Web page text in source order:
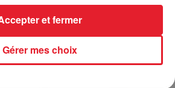
- Génération Impolie
Gérer mes choix
et fermer